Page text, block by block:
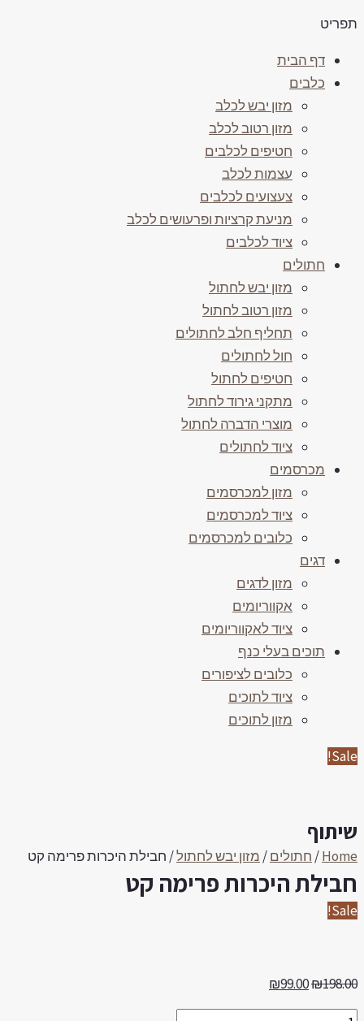
דף הבית
כלבים
מזון יבש לכלב
מזון רטוב לכלב
חטיפים לכלבים
עצמות לכלב
צעצועים לכלבים
מניעת קרציות ופרעושים לכלב
ציוד לכלבים
חתולים
מזון יבש לחתול
מזון רטוב לחתול
תחליף חלב לחתולים
חול לחתולים
חטיפים לחתול
מתקני גירוד לחתול
מוצרי הדברה לחתול
ציוד לחתולים
מכרסמים
מזון למכרסמים
ציוד למכרסמים
כלובים למכרסמים
דגים
מזון לדגים
אקווריומים
ציוד לאקווריומים
תוכים בעלי כנף
כלובים לציפורים
ציוד לתוכים
מזון לתוכים
/חתולים/מזון יבש לחתול/ חבילת היכרות פרימה קט
היכרות פרימה קט
₪
₪99.00